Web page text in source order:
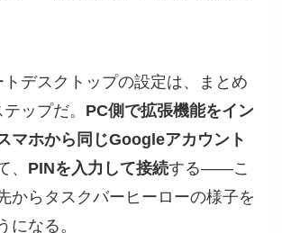
デスクトップの設定は、まとめ
ップだ。 PC側で拡張機能をイン
マホから同じGoogleアカウント
、 PINを入力して接続する——こ
からタスクバーヒーローの様子を
になる。